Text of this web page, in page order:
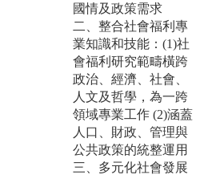
國情及政策需求
二、整合社會福利專
業知識和技能：(1)社
會福利研究範疇橫跨
政治、經濟、社會、
人文及哲學，為一跨
領域專業工作 (2)涵蓋
人口、財政、管理與
公共政策的統整運用
三、多元化社會發展